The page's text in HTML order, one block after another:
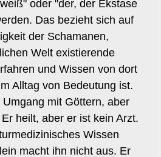
oder "der, der Ekstase
Das bezieht sich auf
der Schamanen,
Welt existierende
und Wissen von dort
Alltag von Bedeutung ist.
mit Göttern, aber
heilt, aber er ist kein Arzt.
Wissen
macht ihn nicht aus. Er